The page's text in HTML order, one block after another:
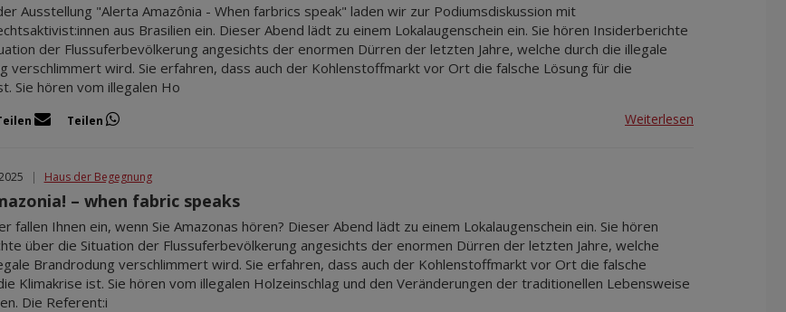
Ausstellung "Alerta Amazônia - When farbrics speak" laden wir zur Podiumsdiskussion mit
aus Brasilien ein. Dieser Abend lädt zu einem Lokalaugenschein ein. Sie hören Insiderberichte
der Flussuferbevölkerung angesichts der enormen Dürren der letzten Jahre, welche durch die illegale
verschlimmert wird. Sie erfahren, dass auch der Kohlenstoffmarkt vor Ort die falsche Lösung für die
Sie hören vom illegalen Ho
Teilen Weiterlesen
| Haus der Begegnung
– when fabric speaks
fallen Ihnen ein, wenn Sie Amazonas hören? Dieser Abend lädt zu einem Lokalaugenschein ein. Sie hören
über die Situation der Flussuferbevölkerung angesichts der enormen Dürren der letzten Jahre, welche
Brandrodung verschlimmert wird. Sie erfahren, dass auch der Kohlenstoffmarkt vor Ort die falsche
Klimakrise ist. Sie hören vom illegalen Holzeinschlag und den Veränderungen der traditionellen Lebensweise
Die Referent:i